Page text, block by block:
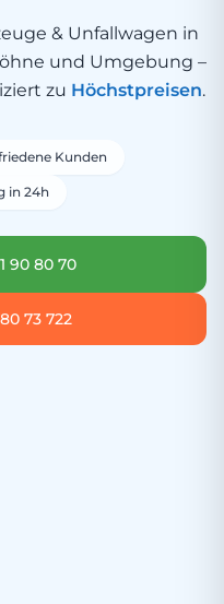
& Unfallwagen in
und Umgebung –
zu Höchstpreisen.
Kunden
in 24h
90 80 70
73 722